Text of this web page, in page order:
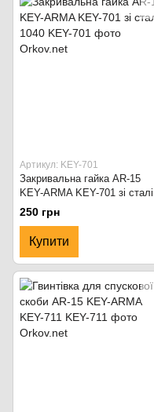
Артикул: KEY-701
Закривальна гайка AR-15
KEY-ARMA KEY-701 зі сталі
1040
250 грн
Купити